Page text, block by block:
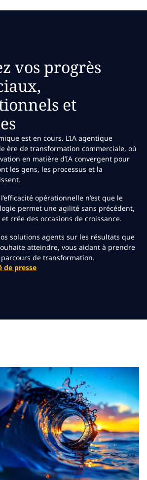
vos progrès
et
est en cours. L’IA agentique
ère de transformation commerciale, où
en matière d’IA convergent pour
les gens, les processus et la
opérationnelle n’est que le
permet une agilité sans précédent,
crée des occasions de croissance.
solutions agents sur les résultats que
atteindre, vous aidant à prendre
de transformation.
de presse